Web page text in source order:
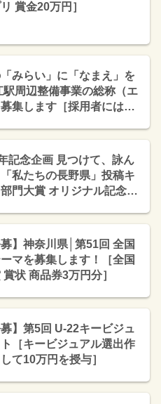
賞金20万円］
「みらい」に「なまえ」を
駅周辺整備事業の総称（エ
集します［採用者には謝
記念企画 見つけて、詠ん
私たちの長野県」投稿キ
門大賞 オリジナル記念品1
「県産品が購入できるギ
ット］
募】神奈川県│第51回 全国
マを募集します！［全国
状 商品券3万円分］
募】第5回 U-22キービジュ
［キービジュアル選出作
て10万円を授与］